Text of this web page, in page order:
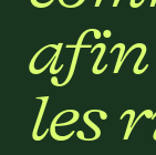
afin
les r